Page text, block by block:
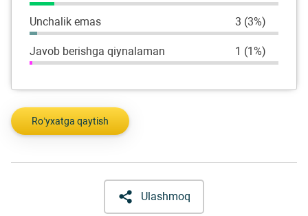
Unchalik emas 3 (3%)
Javob berishga qiynalaman 1 (1%)
Ro’yxatga qaytish
Ulashmoq